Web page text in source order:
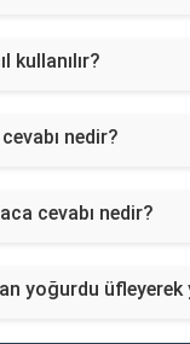
kullanılır?
nedir?
cevabı nedir?
yoğurdu üfleyerek